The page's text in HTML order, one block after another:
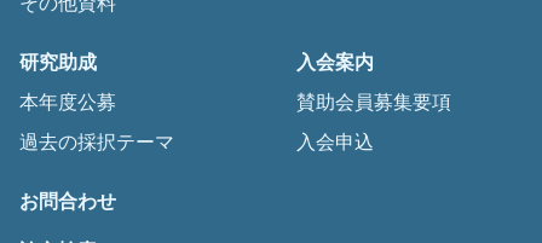
研究助成
本年度公募
過去の採択テーマ
入会案内
賛助会員募集要項
入会申込
お問合わせ